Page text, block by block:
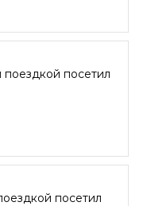
посетил
посетил